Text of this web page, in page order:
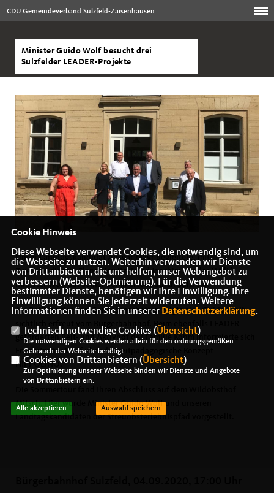
CDU Gemeindeverband Sulzfeld-Zaisenhausen
Minister Guido Wolf besucht drei
Sulzfelder LEADER-Projekte
Unser Landtagskandidat Ansgar Mayr begleitete, mit
Zweitkandidatin Elena Nowitzki und Joachim Kössler (MdL),
Minister Wolf auf seiner Sommertour durch Sulzfeld.
Als Befürworter von Genossenschaften zeigte sich Guido Wolf
sichtlich erfreut vom Bürgerbahnhof. Beim ebenfalls LEADER-
geförderten Reit- und Aktivhof der Familie Kohm informierte sich
Freizeitreiter Wolf über das reitpädagogische Konzept
HIPPOLINO.
Mitsch. Hier wurde Minister Guido Wolf und unseren
Landtagskandidaten der Streuobsterlebnispfad vorgestellt.
Cookie Hinweis
Diese Webseite verwendet Cookies, die notwendig sind, um
die Webseite zu nutzen. Weiterhin verwenden wir Dienste
von Drittanbietern, die uns helfen, unser Webangebot zu
verbessern (Website-Optmierung). Für die Verwendung
bestimmter Dienste, benötigen wir Ihre Einwilligung. Ihre
Einwilligung können Sie jederzeit widerrufen. Weitere
Informationen finden Sie in unserer Datenschutzerklärung.
Technisch notwendige Cookies (Übersicht)
Die notwendigen Cookies werden allein für den ordnungsgemäßen
Gebrauch der Webseite benötigt.
Cookies von Drittanbietern (Übersicht)
Zur Optimierung unserer Webseite binden wir Dienste und Angebote
von Drittanbietern ein.
Alle akzeptieren Auswahl speichern